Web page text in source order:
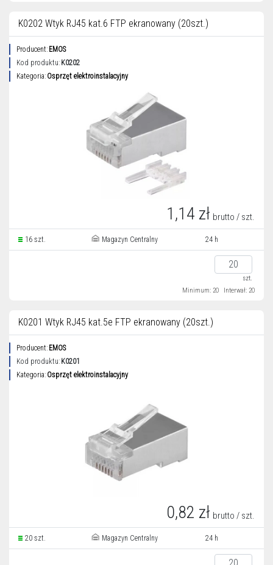
K0202 Wtyk RJ45 kat.6 FTP ekranowany (20szt.)
Producent: EMOS
Kod produktu: K0202
Kategoria: Osprzęt elektroinstalacyjny
1,14 zł brutto / szt.
16 szt. Magazyn Centralny 24 h
szt.
Minimum: 20
Interwał: 20
K0201 Wtyk RJ45 kat.5e FTP ekranowany (20szt.)
Producent: EMOS
Kod produktu: K0201
Kategoria: Osprzęt elektroinstalacyjny
0,82 zł brutto / szt.
20 szt. Magazyn Centralny 24 h